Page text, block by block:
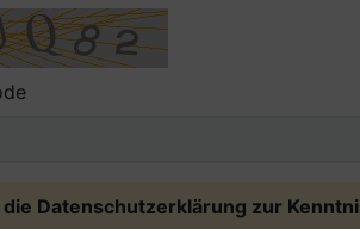
die Datenschutzerklärung zur